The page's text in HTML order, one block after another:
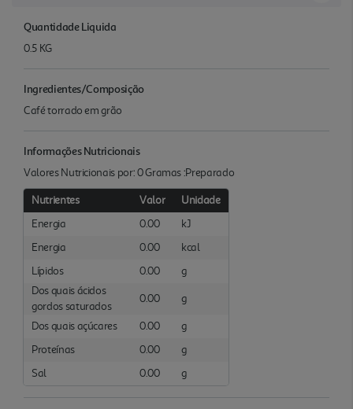
Quantidade Liquida
0.5 KG
Ingredientes/Composição
Café torrado em grão
Informações Nutricionais
Valores Nutricionais por: 0 Gramas :Preparado
Nutrientes Valor
Unidade
Energia
0.00
kJ
Energia
0.00
kcal
Lípidos
0.00
g
Dos quais ácidos
gordos saturados
0.00 g
Dos quais açúcares 0.00
g
Proteínas
0.00
g
Sal
0.00 g